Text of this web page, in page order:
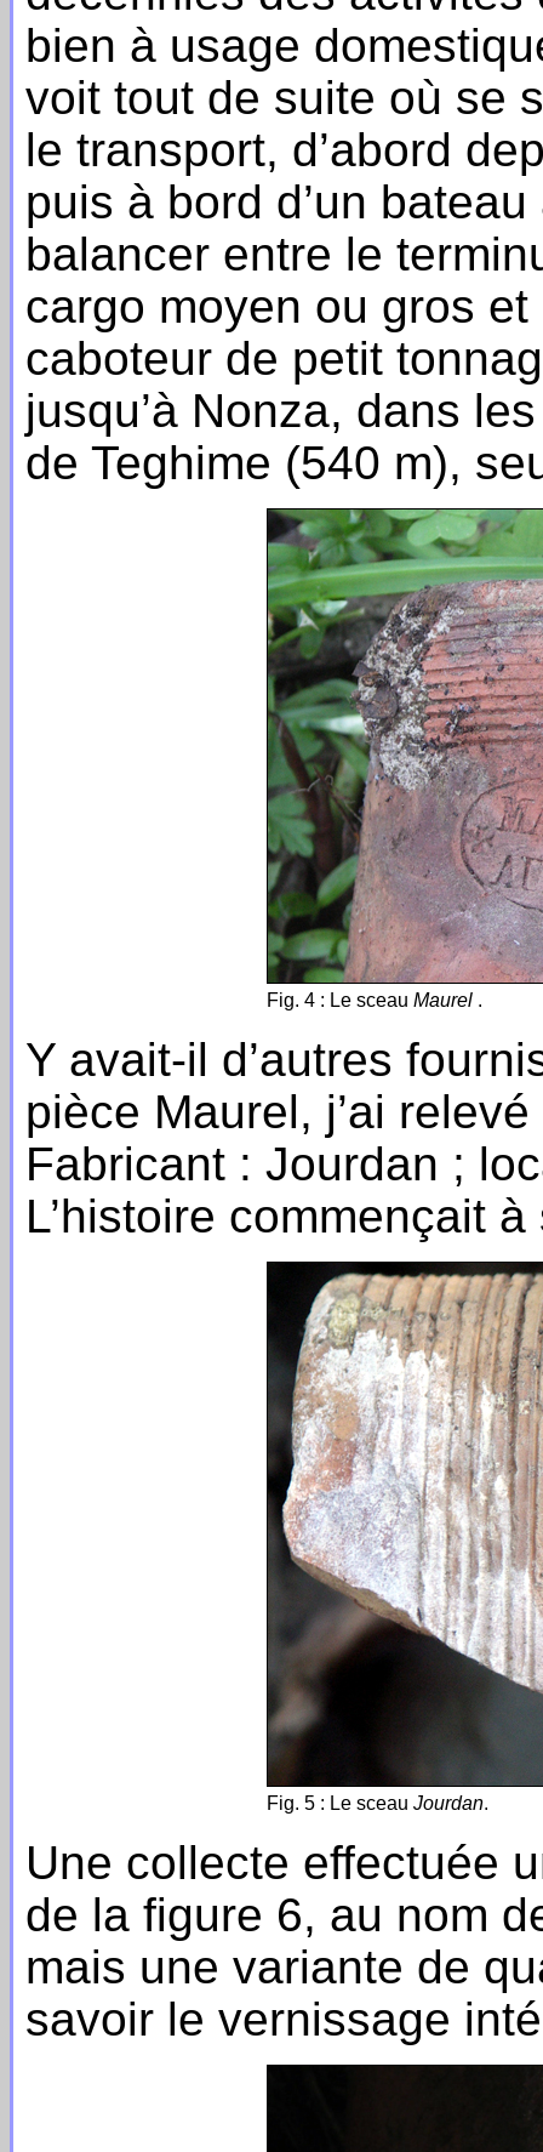
bien à usage
voit tout de suite où se
le transport, d’abord
puis à bord d’un
balancer entre le
cargo moyen ou gros
caboteur de petit
jusqu’à Nonza, dans
de Teghime (540 m),
Fig. 4 : Le sceau Maurel .
Y avait-il d’autres
pièce Maurel, j’ai
Fabricant : Jourdan ;
L’histoire commençait
Fig. 5 : Le sceau Jourdan.
Une collecte effectuée
de la figure 6, au nom
mais une variante de
savoir le vernissage